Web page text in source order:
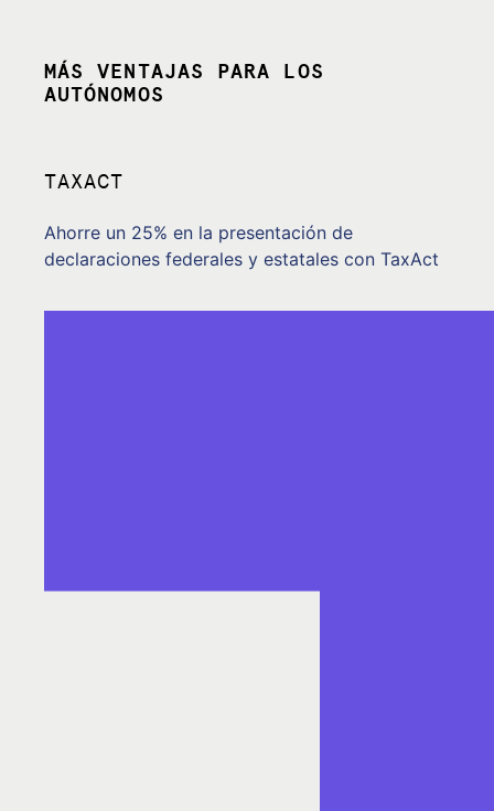
MÁS VENTAJAS PARA LOS
AUTÓNOMOS
TAXACT
Ahorre un 25% en la presentación de
declaraciones federales y estatales con TaxAct